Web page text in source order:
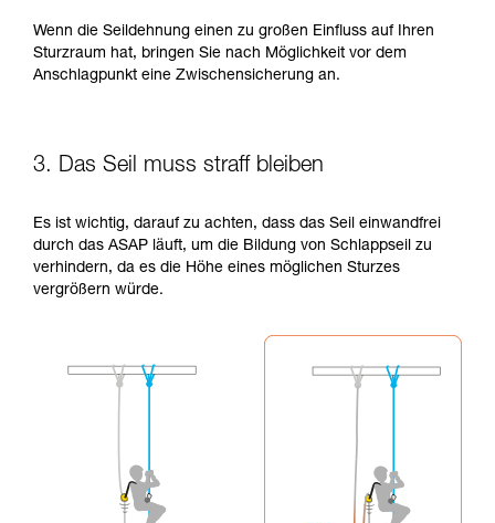
Wenn die Seildehnung einen zu großen Einfluss auf Ihren
Sturzraum hat, bringen Sie nach Möglichkeit vor dem
Anschlagpunkt eine Zwischensicherung an.
3. Das Seil muss straff bleiben
Es ist wichtig, darauf zu achten, dass das Seil einwandfrei
durch das ASAP läuft, um die Bildung von Schlappseil zu
verhindern, da es die Höhe eines möglichen Sturzes
vergrößern würde.